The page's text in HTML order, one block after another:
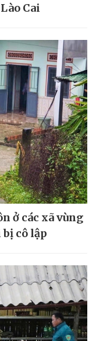
Cai
ở các xã vùng
cô lập